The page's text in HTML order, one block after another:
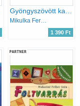
Mikulka Ferenc
1 390 Ft
PARTNER